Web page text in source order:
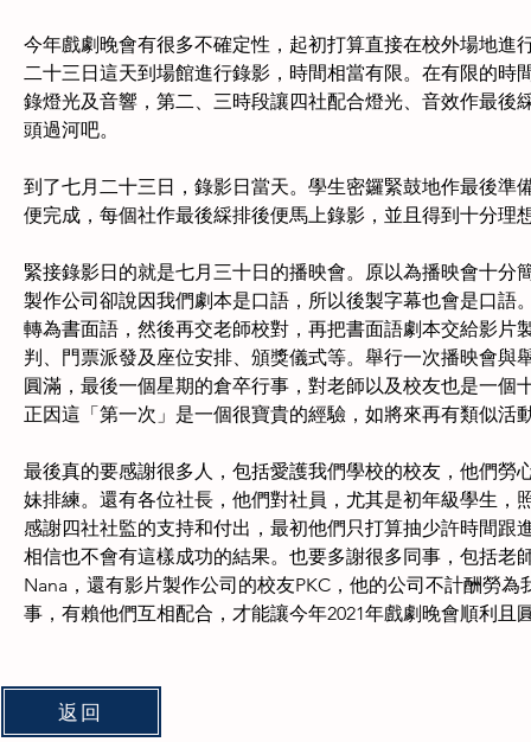
今年戲劇晚會有很多不確定性，起初打算直接在校外場地
二十三日這天到場館進行錄影，時間相當有限。在有限的
錄燈光及音響，第二、三時段讓四社配合燈光、音效作最
頭過河吧。
到了七月二十三日，錄影日當天。學生密鑼緊鼓地作最後
便完成，每個社作最後綵排後便馬上錄影，並且得到十分理
緊接錄影日的就是七月三十日的播映會。原以為播映會十
製作公司卻說因我們劇本是口語，所以後製字幕也會是口
轉為書面語，然後再交老師校對，再把書面語劇本交給影
判、門票派發及座位安排、頒獎儀式等。舉行一次播映會
圓滿，最後一個星期的倉卒行事，對老師以及校友也是一
正因這「第一次」是一個很寶貴的經驗，如將來再有類似活
最後真的要感謝很多人，包括愛護我們學校的校友，他們
妹排練。還有各位社長，他們對社員，尤其是初年級學生
感謝四社社監的支持和付出，最初他們只打算抽少許時間
相信也不會有這樣成功的結果。也要多謝很多同事，包括老
Nana ，還有影片製作公司的校友PKC ，他的公司不計酬勞
事，有賴他們互相配合，才能讓今年2021年戲劇晚會順利且
返回